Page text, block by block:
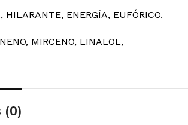
HILARANTE, ENERGÍA, EUFÓRICO.
MIRCENO, LINALOL,
(0)